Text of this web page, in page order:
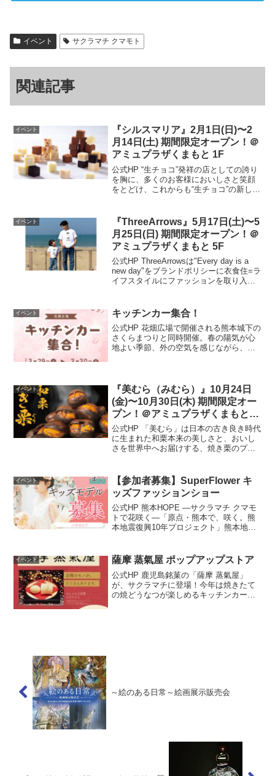
イベント サクラマチ クマモト
関連記事
イベント
『シルスマリア』2月1日(日)〜2
月14日(土) 期間限定オープン！＠
アミュプラザくまもと 1F
公式HP “生チョコ”発祥の店としての誇り
を胸に、多くのお客様においしさと笑顔
をとどけ、これからも“生チョコ”の新しい
メロンの王様 静岡クラウンメロンと新鮮
な北...
イベント
『ThreeArrows』5月17日(土)〜5
月25日(日) 期間限定オープン！＠
アミュプラザくまもと 5F
公式HP ThreeArrowsは"Every day is a
new day"をブランドポリシーに衣食住=ラ
イフスタイルにファッションを取り入
▼ 公式HP
イベント キッチンカー集合！
公式HP 花畑広場で開催される熊本城下の
さくらまつりと同時開催。春の陽気が心
地よい季節、外の空気を感じながら、お
がら、春の風を感じ...
イベント
『美むら（みむら）』10月24日
(金)〜10月30日(木) 期間限定オー
プン！＠アミュプラザくまもと
1F
公式HP 「美むら」は日本の古き良き時代
に生まれた和栗本来の美しさと、おいし
さを世界中へお届けする、焼き栗のプロ
イベント
【参加者募集】SuperFlower キ
ッズファッションショー
公式HP 熊本HOPE —サクラマチ クマモ
トで花咲く—「原点・熊本で、咲く。熊
本地震復興10年プロジェクト」熊本地震
が、世界各国の舞台を経て、原点である
熊本で初の...
イベント 薩摩 蒸氣屋 ポップアップストア
公式HP 鹿児島銘菓の「薩摩 蒸氣屋」
が、サクラマチに登場！今年は焼きたて
の焼どうなつが楽しめるキッチンカーも
～絵のある日常～絵画展示販売会